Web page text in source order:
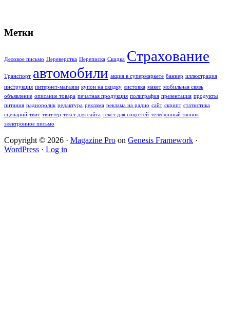
Primary
Метки
Деловое письмо Переверстка Переписка Скидка Страхование
Транспорт автомобили акция в супермаркете баннер иллюстрация
инструкция интернет-магазин купон на скидку листовка макет мобильная связь
объявление описание товара печатная продукция полиграфия презентация продукты
питания радиоролик редактура реклама реклама на радио сайт скрипт статистика
сценарий твит твиттер текст для сайта текст для соцсетей телефонный звонок
электронное письмо
Copyright © 2026 · Magazine Pro on Genesis Framework ·
WordPress · Log in